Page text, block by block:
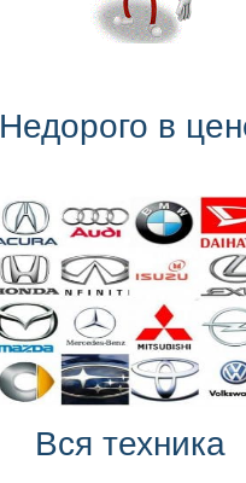
Недорого в
Вся техника